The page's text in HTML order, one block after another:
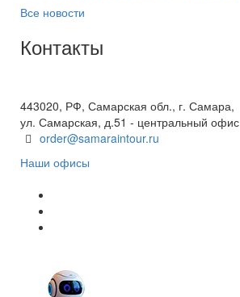
Все новости
Контакты
443020, РФ, Самарская обл., г. Самара,
ул. Самарская, д.51 - центральный офис
order@samaraintour.ru
Наши офисы